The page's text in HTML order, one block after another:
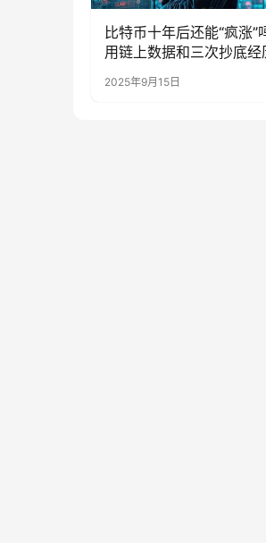
比特币十年后还能“疯涨”
用链上数据和三次抄底经
2025年9月15日